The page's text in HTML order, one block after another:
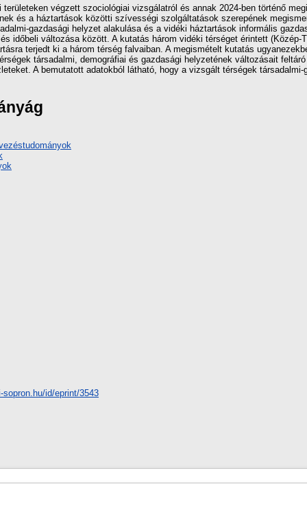
végzett szociológiai vizsgálatról és annak 2024-ben történő
és a háztartások közötti szívességi szolgáltatások szerepének
gazdasági helyzet alakulása és a vidéki háztartások informális
időbeli változása között. A kutatás három vidéki térséget érintett (Közép-
terjedt ki a három térség falvaiban. A megismételt kutatás
társadalmi, demográfiai és gazdasági helyzetének változásait
A bemutatott adatokból látható, hogy a vizsgált térségek
sopron.hu/id/eprint/3543